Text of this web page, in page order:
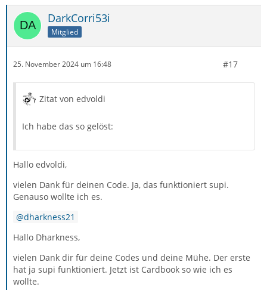
DarkCorri53i
Mitglied
25. November 2024 um 16:48 #17
Zitat von edvoldi
Ich habe das so gelöst:
Hallo edvoldi,
vielen Dank für deinen Code. Ja, das funktioniert supi.
Genauso wollte ich es.
dharkness21
Hallo Dharkness,
vielen Dank dir für deine Codes und deine Mühe. Der erste
hat ja supi funktioniert. Jetzt ist Cardbook so wie ich es
wollte.